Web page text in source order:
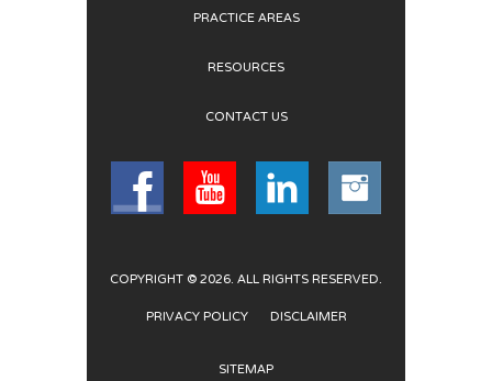
PRACTICE AREAS
RESOURCES
CONTACT US
COPYRIGHT © 2026. ALL RIGHTS RESERVED.
PRIVACY POLICY
DISCLAIMER
SITEMAP